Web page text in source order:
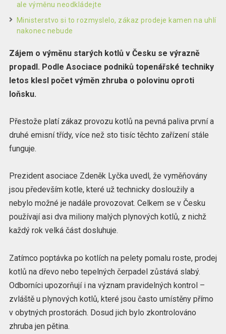
ale výměnu neodkládejte
Ministerstvo si to rozmyslelo, zákaz prodeje kamen na uhlí
nakonec nebude
Zájem o výměnu starých kotlů v Česku se výrazně
propadl. Podle Asociace podniků topenářské techniky
letos klesl počet výměn zhruba o polovinu oproti
loňsku.
Přestože platí zákaz provozu kotlů na pevná paliva první a
druhé emisní třídy, více než sto tisíc těchto zařízení stále
funguje.
Prezident asociace Zdeněk Lyčka uvedl, že vyměňovány
jsou především kotle, které už technicky dosloužily a
nebylo možné je nadále provozovat. Celkem se v Česku
používají asi dva miliony malých plynových kotlů, z nichž
každý rok velká část dosluhuje.
Zatímco poptávka po kotlích na pelety pomalu roste, prodej
kotlů na dřevo nebo tepelných čerpadel zůstává slabý.
Odborníci upozorňují i na význam pravidelných kontrol –
zvláště u plynových kotlů, které jsou často umístěny přímo
v obytných prostorách. Dosud jich bylo zkontrolováno
zhruba jen pětina.